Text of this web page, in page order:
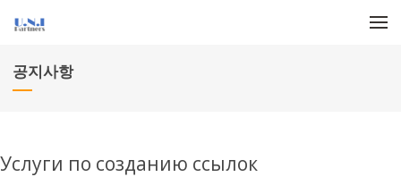
공지사항
Услуги по созданию ссылок